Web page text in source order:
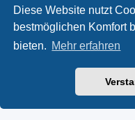
Diese Website nutzt
bestmöglichen Komfort
bieten. Mehr erfahren
Powered by phpBB
Deutsche